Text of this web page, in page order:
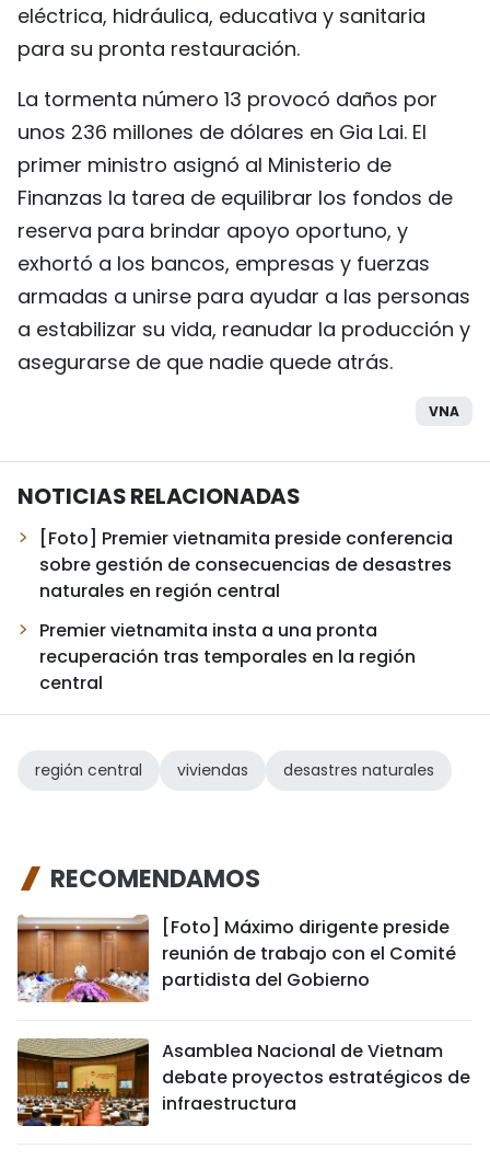
eléctrica, hidráulica, educativa y sanitaria
para su pronta restauración.
La tormenta número 13 provocó daños por
unos 236 millones de dólares en Gia Lai. El
primer ministro asignó al Ministerio de
Finanzas la tarea de equilibrar los fondos de
reserva para brindar apoyo oportuno, y
exhortó a los bancos, empresas y fuerzas
armadas a unirse para ayudar a las personas
a estabilizar su vida, reanudar la producción y
asegurarse de que nadie quede atrás.
VNA
NOTICIAS RELACIONADAS
[Foto] Premier vietnamita preside conferencia
sobre gestión de consecuencias de desastres
naturales en región central
Premier vietnamita insta a una pronta
recuperación tras temporales en la región
central
región central viviendas desastres naturales
RECOMENDAMOS
[Foto] Máximo dirigente preside
reunión de trabajo con el Comité
partidista del Gobierno
Asamblea Nacional de Vietnam
debate proyectos estratégicos de
infraestructura